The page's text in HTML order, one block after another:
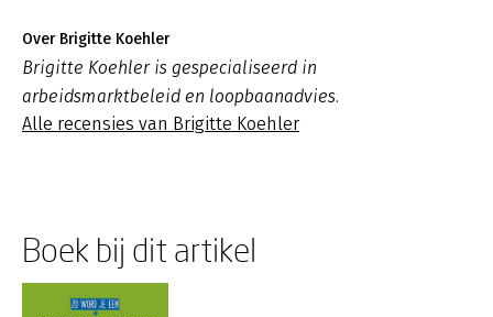
Over Brigitte Koehler
Brigitte Koehler is gespecialiseerd in
arbeidsmarktbeleid en loopbaanadvies.
Alle recensies van Brigitte Koehler
Boek bij dit artikel